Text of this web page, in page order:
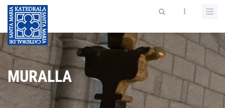
MURALLA